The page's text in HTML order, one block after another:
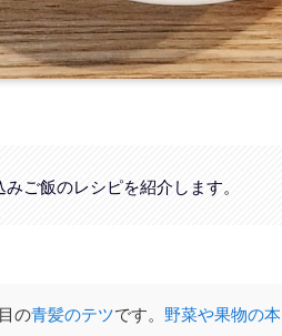
ご飯のレシピを紹介します。
の青髪のテツです。 野菜や果物の本